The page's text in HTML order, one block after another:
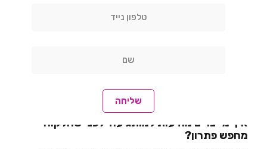
WPP Mediaצופה שתחום החיפוש
משנה את חוקי המשחק. במילים
שכבר חם. אם תייצרו ביקוש, תגיעו ללקוח עוד לפני שכל
איך מייצרים מודעות למותג עוד לפני שהלקוח
מחפש פתרון?
שליחה